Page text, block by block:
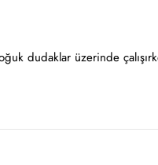
dudaklar üzerinde